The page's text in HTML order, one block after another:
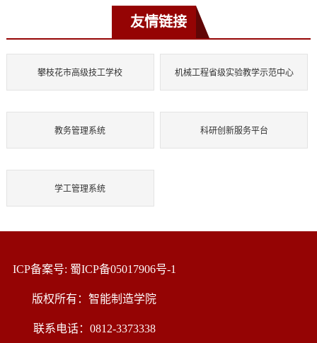
友情链接
攀枝花市高级技工学校 机械工程省级实验教学示范中心
教务管理系统 科研创新服务平台
学工管理系统
ICP备案号: 蜀ICP备05017906号-1
版权所有：智能制造学院
联系电话：0812-3373338